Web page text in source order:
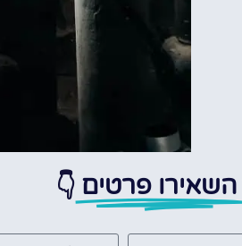
אטרקציות
וסיורים
הפעילויות השוות ביותר
השאירו פרטים 👇